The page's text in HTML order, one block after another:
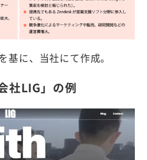
に、当社にて作成。
社LIG」の例